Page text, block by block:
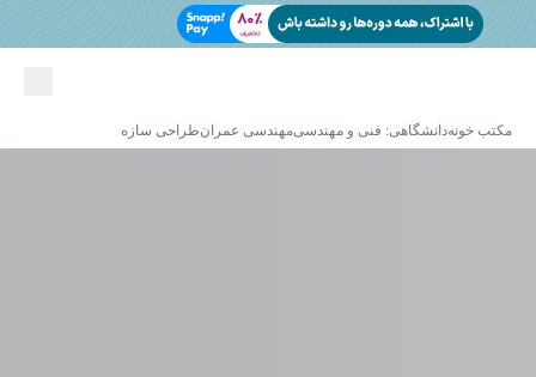
مکتب خونهدانشگاهی: فنی و مهندسیمهندسی عمرانطراحی سازه